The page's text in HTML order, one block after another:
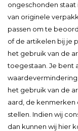
ongeschonden staat
van originele
passen om te
of de artikelen bij je
het gebruik van de
toegestaan. Je bent
het gebruik van de
aard, de kenmerken
stellen. Indien wij
dan kunnen wij hier